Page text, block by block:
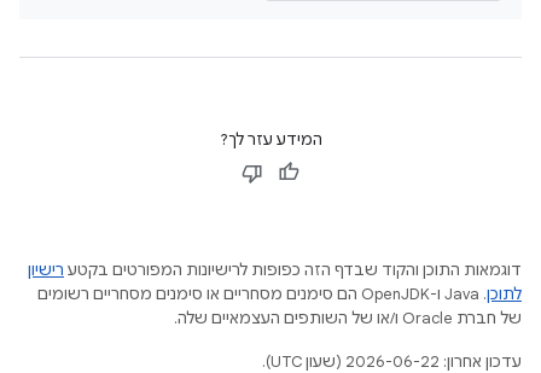
המידע עזר לך?
דוגמאות התוכן והקוד שבדף הזה כפופות לרישיונות המפורטים בקטע רישיון
לתוכן
.‏ Java ו-OpenJDK הם סימנים מסחריים או סימנים מסחריים רשומים
של חברת Oracle ו/או של השותפים העצמאיים שלה.
עדכון אחרון: 2026-06-22 (שעון UTC).